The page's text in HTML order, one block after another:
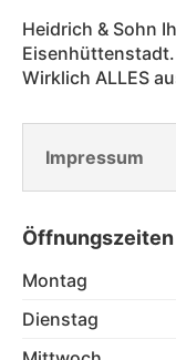
Heidrich & Sohn
Eisenhüttenstadt.
Wirklich ALLES
Impressum
Öffnungszeiten
Montag
Dienstag